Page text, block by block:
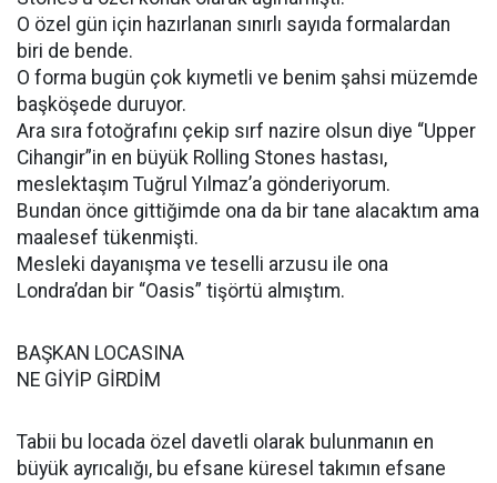
O özel gün için hazırlanan sınırlı sayıda formalardan
biri de bende.
O forma bugün çok kıymetli ve benim şahsi müzemde
başköşede duruyor.
Ara sıra fotoğrafını çekip sırf nazire olsun diye “Upper
Cihangir”in en büyük Rolling Stones hastası,
meslektaşım Tuğrul Yılmaz’a gönderiyorum.
Bundan önce gittiğimde ona da bir tane alacaktım ama
maalesef tükenmişti.
Mesleki dayanışma ve teselli arzusu ile ona
Londra’dan bir “Oasis” tişörtü almıştım.
BAŞKAN LOCASINA
NE GİYİP GİRDİM
Tabii bu locada özel davetli olarak bulunmanın en
büyük ayrıcalığı, bu efsane küresel takımın efsane